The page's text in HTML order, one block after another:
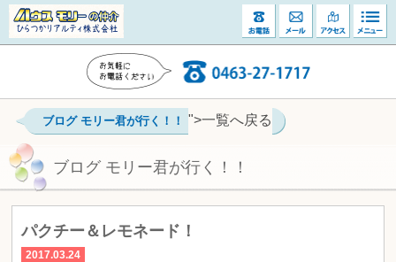
ブログ モリー君が行く！！ ">一覧へ戻る
ブログ モリー君が行く！！
パクチー＆レモネード！
2017.03.24